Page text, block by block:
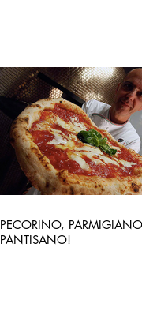
PECORINO,
PANTISANO!